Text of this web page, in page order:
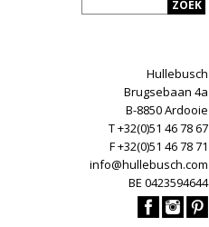
Hullebusch
Brugsebaan 4a
B-8850 Ardooie
T +32(0)51 46 78 67
F +32(0)51 46 78 71
info@hullebusch.com
BE 0423594644